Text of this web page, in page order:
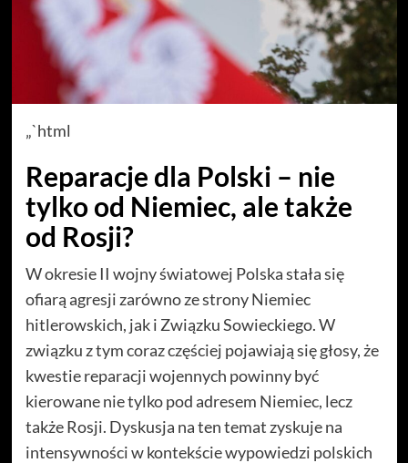
„`html
Reparacje dla Polski – nie
tylko od Niemiec, ale także
od Rosji?
W okresie II wojny światowej Polska stała się
ofiarą agresji zarówno ze strony Niemiec
hitlerowskich, jak i Związku Sowieckiego. W
związku z tym coraz częściej pojawiają się głosy, że
kwestie reparacji wojennych powinny być
kierowane nie tylko pod adresem Niemiec, lecz
także Rosji. Dyskusja na ten temat zyskuje na
intensywności w kontekście wypowiedzi polskich